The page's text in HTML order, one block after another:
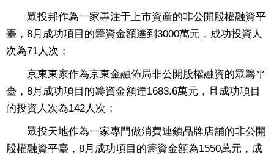
眾投邦作為一家專注于上市資産的非公開股權融資平
臺，8月成功項目的籌資金額達到3000萬元，成功投資人
次為71人次；
京東東家作為京東金融佈局非公開股權融資的眾籌平
臺，8月成功項目的籌資金額達1683.6萬元，且成功項目
的投資人次為142人次；
眾投天地作為一家專門做消費連鎖品牌店舖的非公開
股權融資平臺，8月成功項目的籌資金額為1550萬元，成